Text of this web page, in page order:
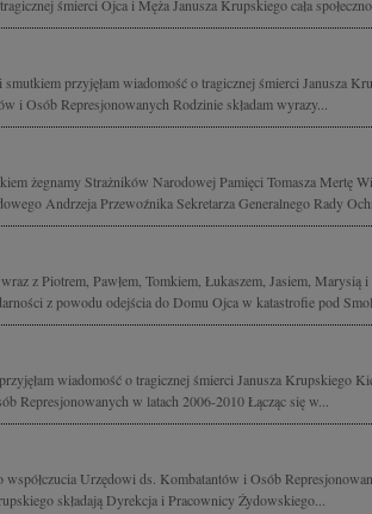
śmierci Ojca i Męża Janusza Krupskiego cała
smutkiem przyjęłam wiadomość o tragicznej śmierci Janusza
i Osób Represjonowanych Rodzinie składam wyrazy...
żegnamy Strażników Narodowej Pamięci Tomasza Mertę
Andrzeja Przewoźnika Sekretarza Generalnego Rady
z Piotrem, Pawłem, Tomkiem, Łukaszem, Jasiem, Marysią i
z powodu odejścia do Domu Ojca w katastrofie pod
wiadomość o tragicznej śmierci Janusza Krupskiego
Represjonowanych w latach 2006-2010 Łącząc się w...
współczucia Urzędowi ds. Kombatantów i Osób
składają Dyrekcja i Pracownicy Żydowskiego...